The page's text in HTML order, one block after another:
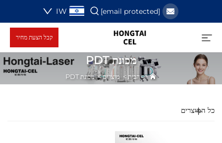
[email protected]
IW
קבל הצעת מחיר
מכונת PDT
דף הבית > מוצרים>מכונת PDT
כל המוצרים